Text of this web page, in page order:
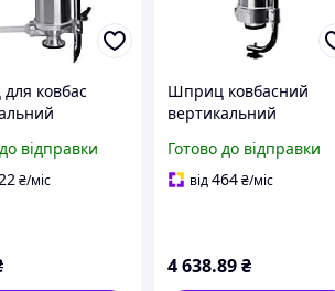
ковбас
наповнювач
відправки
₴/міс
Шприц ковбасний
вертикальний
4 насадки наповнювач
для ковбас сосисок та
Готово до відправки
від464 ₴/міс
4 638.89 ₴